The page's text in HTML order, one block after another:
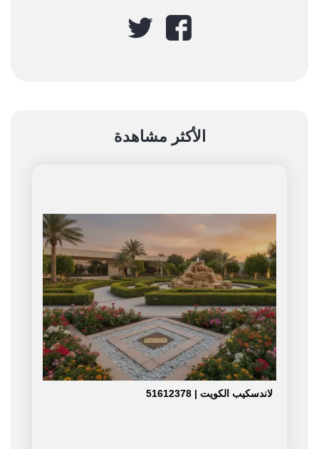
الأكثر مشاهدة
لاندسكيب الكويت | 51612378